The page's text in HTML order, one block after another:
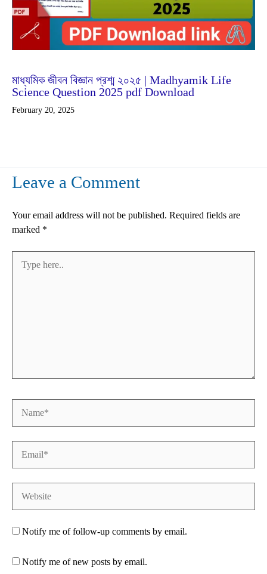
মাধ্যমিক জীবন বিজ্ঞান প্রশ্ম ২০২৫ | Madhyamik Life
Science Question 2025 pdf Download
February 20, 2025
Leave a Comment
Your email address will not be published. Required fields are
marked *
here..
Notify me of follow-up comments by email.
Notify me of new posts by email.